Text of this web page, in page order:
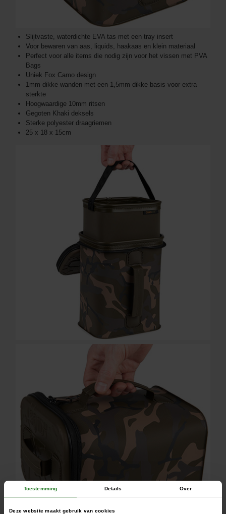
Toestemming Details Over
Deze website maakt gebruik van cookies
Slijtvaste, waterdichte EVA tas met een tray insert
Voor bewaren van aas, liquids, haakaas en klein materiaal
Perfect voor alle items die nodig zijn voor het vissen met PVA
Bags
Uniek Fox Camo design
1mm dikke wanden met een 1,5mm dikke basis voor extra
sterkte
Hoogwaardige 10mm ritsen
Gegoten Khaki deksels
Sterke polyester draagriemen
25 x 18 x 15cm